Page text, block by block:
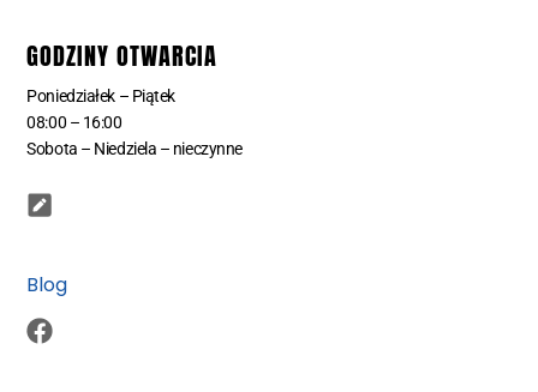
GODZINY OTWARCIA
Poniedziałek – Piątek
08:00 – 16:00
Sobota – Niedziela – nieczynne
Blog